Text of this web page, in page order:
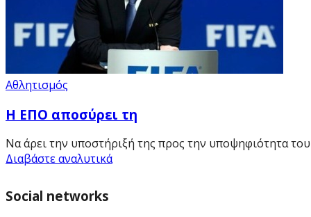
Αθλητισμός
Η ΕΠΟ αποσύρει τη
Να άρει την υποστήριξή της προς την υποψηφιότητα του
Διαβάστε αναλυτικά
Social networks